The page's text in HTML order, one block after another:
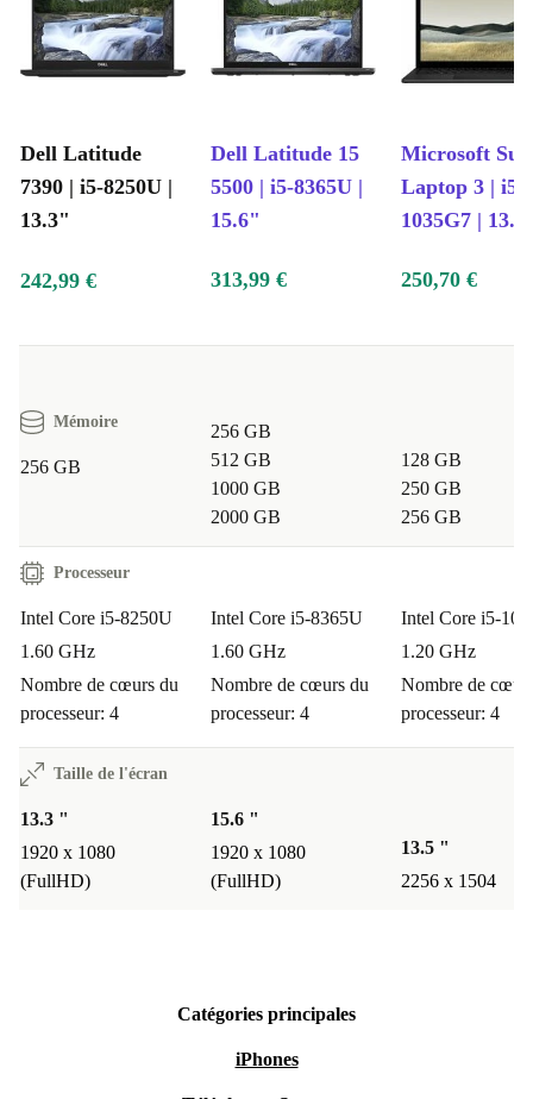
Dell Latitude
7390 | i5-8250U |
13.3"
Dell Latitude 15
5500 | i5-8365U |
15.6"
Microsoft
Laptop 3 | i5-
1035G7 |
242,99 € 313,99 € 250,70 €
Mémoire
256 GB
256 GB
512 GB
1000 GB
2000 GB
128 GB
250 GB
256 GB
Processeur
Intel Core i5-8250U
1.60 GHz
Nombre de cœurs du
processeur: 4
Intel Core i5-8365U
1.60 GHz
Nombre de cœurs du
processeur: 4
Intel Core i5-
1.20 GHz
Nombre de
processeur: 4
Taille de l'écran
13.3 "
1920 x 1080
(FullHD)
15.6 "
1920 x 1080
(FullHD)
13.5 "
2256 x 1504
Catégories principales
iPhones